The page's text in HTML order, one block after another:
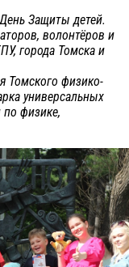
Защиты детей.
волонтёров и
города Томска и
Томского физико-
универсальных
по физике,